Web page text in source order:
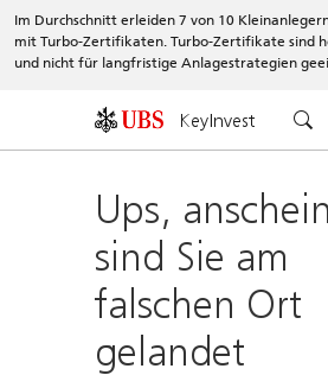
Im Durchschnitt erleiden 7 von 10
mit Turbo-Zertifikaten. Turbo-Zertifikate sind
und nicht für langfristige Anlagestrategien
KeyInvest
Ups,
sind Sie am
falschen Ort
gelandet